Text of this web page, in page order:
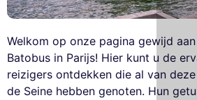
Welkom op onze pagina gewijd
Batobus in Parijs! Hier kunt u de
reizigers ontdekken die al van
de Seine hebben genoten. Hun